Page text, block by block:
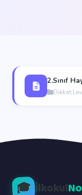
🎓 İlkokul